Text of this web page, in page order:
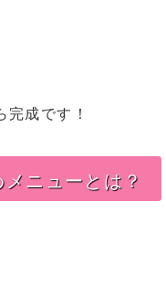
成です！
ニューとは？